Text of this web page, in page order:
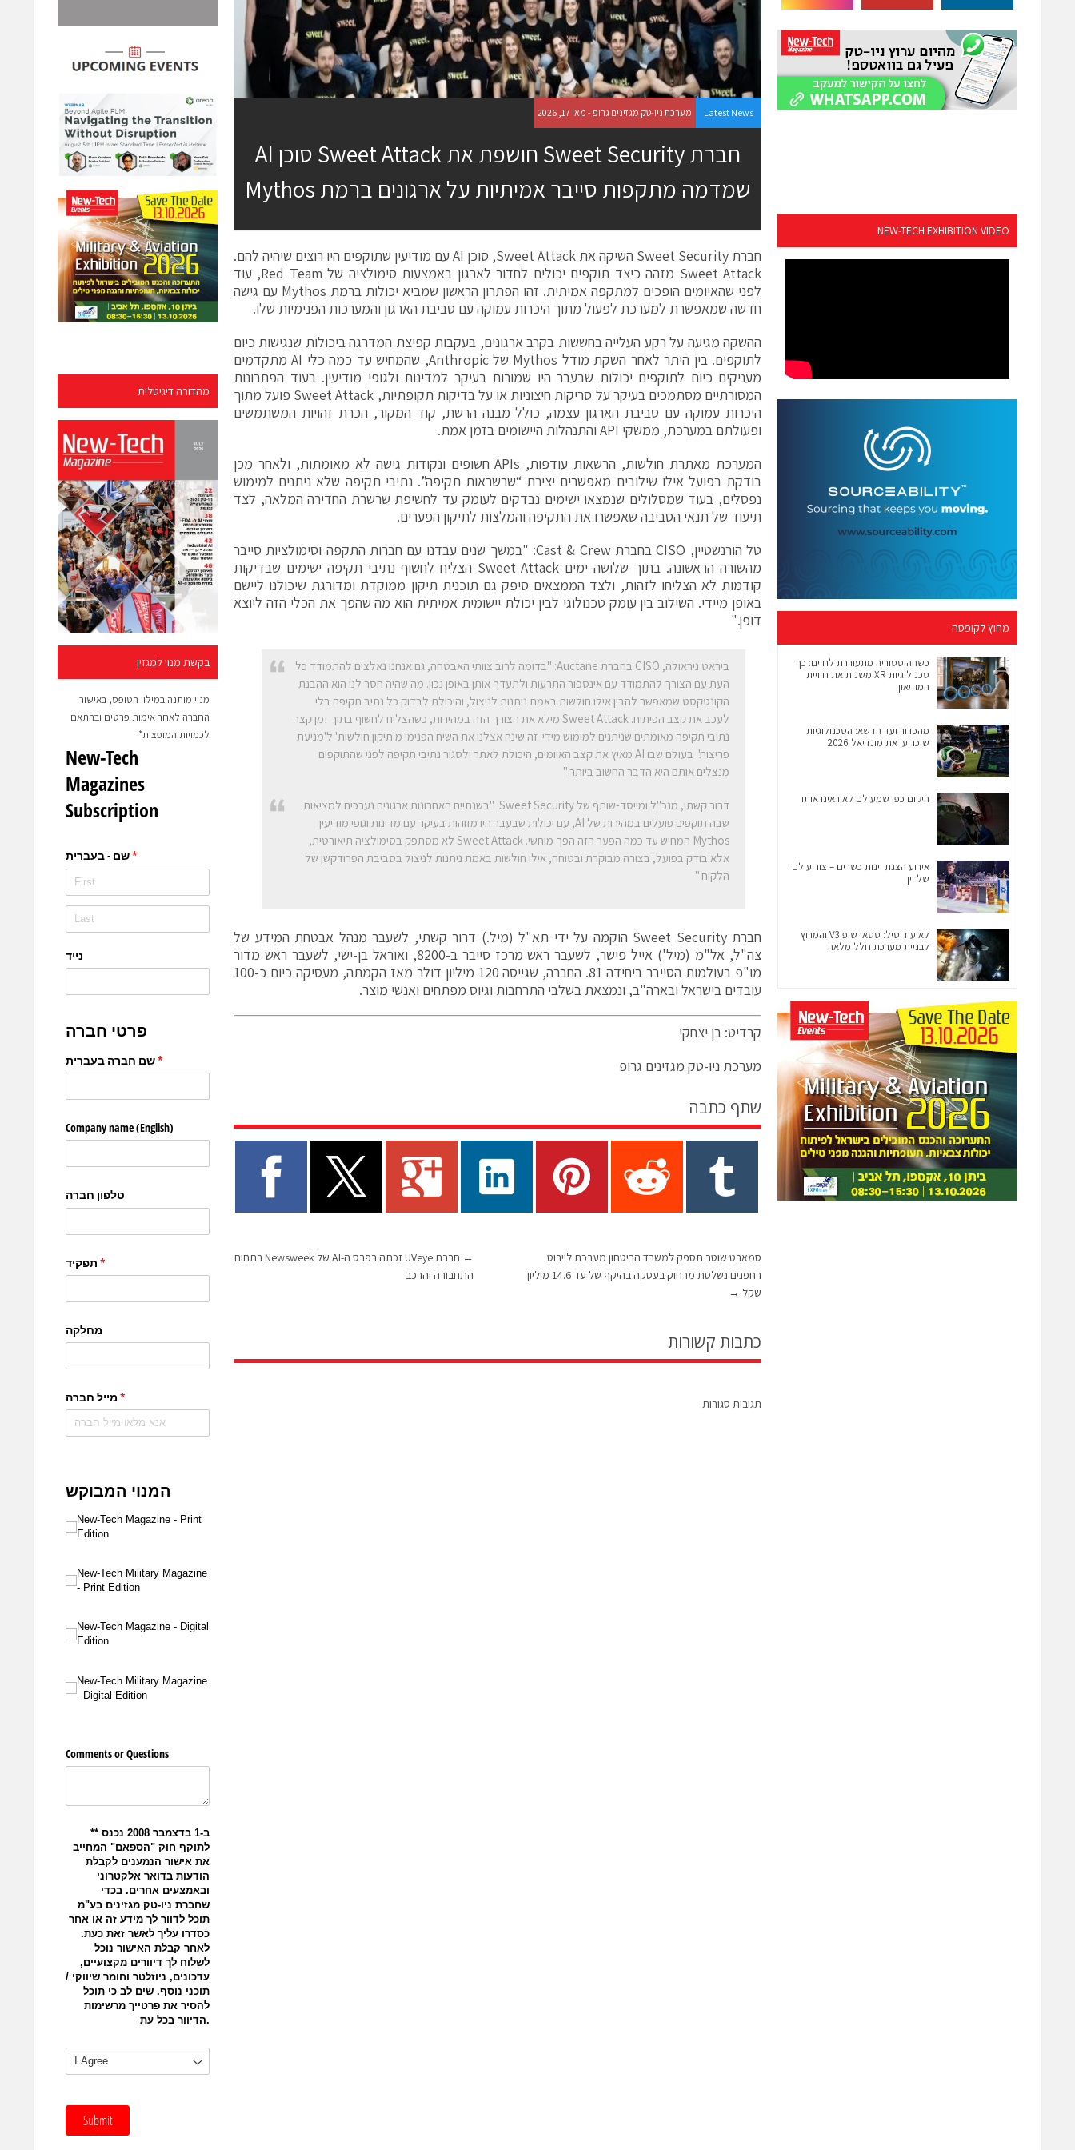
מהדורה דיגיטלית
בקשת מנוי למגזין
מנוי מותנה במילוי הטופס, באישור
החברה לאחר אימות פרטים ובהתאם
לכמויות המופצות*
Latest News מערכת ניו-טק מגזינים גרופ - מאי 17, 2026
חברת Sweet Security חושפת את Sweet Attack סוכן AI
שמדמה מתקפות סייבר אמיתיות על ארגונים ברמת Mythos
חברת Sweet Security השיקה את Sweet Attack, סוכן AI עם מודיעין שתוקפים היו רוצים שיהיה להם.
Sweet Attack מזהה כיצד תוקפים יכולים לחדור לארגון באמצעות סימולציה של Red Team, עוד
לפני שהאיומים הופכים למתקפה אמיתית. זהו הפתרון הראשון שמביא יכולות ברמת Mythos עם גישה
חדשה שמאפשרת למערכת לפעול מתוך היכרות עמוקה עם סביבת הארגון והמערכות הפנימיות שלו.
ההשקה מגיעה על רקע העלייה בחששות בקרב ארגונים, בעקבות קפיצת המדרגה ביכולות שנגישות כיום
לתוקפים. בין היתר לאחר השקת מודל Mythos של Anthropic, שהמחיש עד כמה כלי AI מתקדמים
מעניקים כיום לתוקפים יכולות שבעבר היו שמורות בעיקר למדינות ולגופי מודיעין. בעוד הפתרונות
המסורתיים מסתמכים בעיקר על סריקות חיצוניות או על בדיקות תקופתיות, Sweet Attack פועל מתוך
היכרות עמוקה עם סביבת הארגון עצמה, כולל מבנה הרשת, קוד המקור, הכרת זהויות המשתמשים
ופעולתם במערכת, ממשקי API והתנהלות היישומים בזמן אמת.
המערכת מאתרת חולשות, הרשאות עודפות, APIs חשופים ונקודות גישה לא מאומתות, ולאחר מכן
בודקת בפועל אילו שילובים מאפשרים יצירת “שרשראות תקיפה”. נתיבי תקיפה שלא ניתנים למימוש
נפסלים, בעוד שמסלולים שנמצאו ישימים נבדקים לעומק עד לחשיפת שרשרת החדירה המלאה, לצד
תיעוד של תנאי הסביבה שאפשרו את התקיפה והמלצות לתיקון הפערים.
טל הורנשטיין, CISO בחברת Cast & Crew: "במשך שנים עבדנו עם חברות התקפה וסימולציות סייבר
מהשורה הראשונה. בתוך שלושה ימים Sweet Attack הצליח לחשוף נתיבי תקיפה ישימים שבדיקות
קודמות לא הצליחו לזהות, ולצד הממצאים סיפק גם תוכנית תיקון ממוקדת ומדורגת שיכולנו ליישם
באופן מיידי. השילוב בין עומק טכנולוגי לבין יכולת יישומית אמיתית הוא מה שהפך את הכלי הזה ליוצא
דופן."
ביראט ניראולה, CISO בחברת Auctane: "בדומה לרוב צוותי האבטחה, גם אנחנו נאלצים להתמודד כל
העת עם הצורך להתמודד עם אינספור התרעות ולתעדף אותן באופן נכון. מה שהיה חסר לנו הוא ההבנת
הקונטקסט שמאפשר להבין אילו חולשות באמת ניתנות לניצול, והיכולת לבדוק כל נתיב תקיפה בלי
לעכב את קצב הפיתוח. Sweet Attack מילא את הצורך הזה במהירות, כשהצליח לחשוף בתוך זמן קצר
נתיבי תקיפה מאומתים שניתנים למימוש מידי. זה שינה אצלנו את השיח הפנימי מ'תיקון חולשות' ל'מניעת
פריצות'. בעולם שבו AI מאיץ את קצב האיומים, היכולת לאתר ולסגור נתיבי תקיפה לפני שהתוקפים
מנצלים אותם היא הדבר החשוב ביותר."
דרור קשתי, מנכ"ל ומייסד-שותף של Sweet Security: "בשנתיים האחרונות ארגונים נערכים למציאות
שבה תוקפים פועלים במהירות של AI, עם יכולות שבעבר היו מזוהות בעיקר עם מדינות וגופי מודיעין.
Mythos המחיש עד כמה הפער הזה הפך מוחשי. Sweet Attack לא מסתפק בסימולציה תיאורטית,
אלא בודק בפועל, בצורה מבוקרת ובטוחה, אילו חולשות באמת ניתנות לניצול בסביבת הפרודקשן של
הלקוח."
חברת Sweet Security הוקמה על ידי תא"ל (מיל.) דרור קשתי, לשעבר מנהל אבטחת המידע של
צה"ל, אל"מ (מיל') אייל פישר, לשעבר ראש מרכז סייבר ב-8200, ואוראל בן-ישי, לשעבר ראש מדור
מו"פ בעולמות הסייבר ביחידה 81. החברה, שגייסה 120 מיליון דולר מאז הקמתה, מעסיקה כיום כ-100
עובדים בישראל ובארה"ב, ונמצאת בשלבי התרחבות וגיוס מפתחים ואנשי מוצר.
קרדיט: בן יצחקי
מערכת ניו-טק מגזינים גרופ
שתף כתבה
←
חברת UVeye זכתה בפרס ה-AI של Newsweek בתחום
התחבורה והרכב
סמארט שוטר תספק למשרד הביטחון מערכת ליירוט
רחפנים נשלטת מרחוק בעסקה בהיקף של עד 14.6 מיליון
שקל →
כתבות קשורות
תגובות סגורות
NEW-TECH EXHIBITION VIDEO
מחוץ לקופסה
כשההיסטוריה מתעוררת לחיים: כך
טכנולוגיות XR משנות את חוויית
המוזיאון
מהכדור ועד הדשא: הטכנולוגיות
שיכריעו את מונדיאל 2026
היקום כפי שמעולם לא ראינו אותו
אירוע הצגת יינות כשרים – צור עולם
של יין
לא עוד טיל: סטארשיפ V3 והמרוץ
לבניית מערכת חלל מלאה